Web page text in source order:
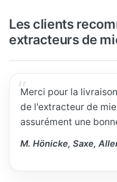
Les clients
extracteurs de
Merci pour la
de l'extracteur de
assurément une
M. Hönicke, Saxe,